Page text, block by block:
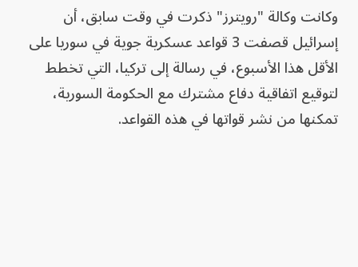
وكانت وكالة "رويترز" ذكرت في وقت سابق، أن
إسرائيل قصفت 3 قواعد عسكرية جوية في سوريا على
الأقل هذا الأسبوع، في رسالة إلى تركيا، التي تخطط
لتوقيع اتفاقية دفاع مشترك مع الحكومة السورية،
تمكنها من نشر قواتها في هذه القواعد.